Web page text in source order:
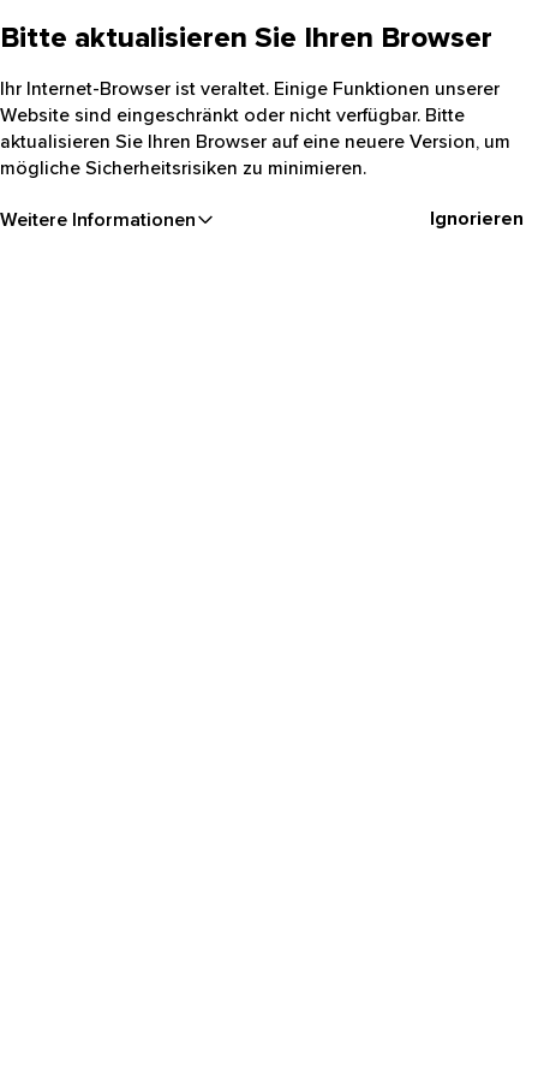
Bitte aktualisieren Sie Ihren Browser
Ihr Internet-Browser ist veraltet. Einige Funktionen unserer
Website sind eingeschränkt oder nicht verfügbar. Bitte
aktualisieren Sie Ihren Browser auf eine neuere Version, um
mögliche Sicherheitsrisiken zu minimieren.
Weitere Informationen Ignorieren